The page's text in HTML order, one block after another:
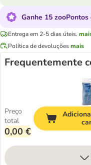
Ganhe 15
Entrega em 2-5 dias úteis.
Política de devoluçõesmais
Frequentemente
Preço
total
0,00 €